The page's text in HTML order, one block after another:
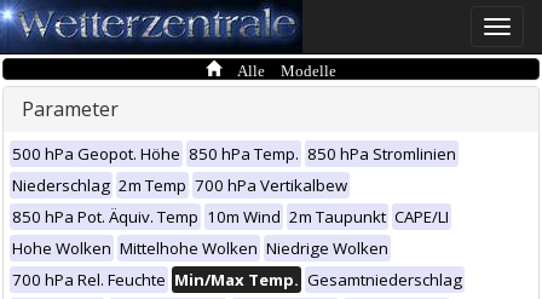
Toggle
Alle Modelle
Parameter
500 hPa Geopot. Höhe 850 hPa Temp. 850 hPa Stromlinien
Niederschlag 2m Temp 700 hPa Vertikalbew
850 hPa Pot. Äquiv. Temp 10m Wind 2m Taupunkt CAPE/LI
Hohe Wolken Mittelhohe Wolken Niedrige Wolken
700 hPa Rel. Feuchte Min/Max Temp. Gesamtniederschlag